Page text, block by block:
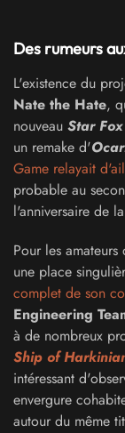
Des rumeurs
L'existence du
Nate the Hate,
nouveau Star Fox
un remake d'
Game relayait
probable au
l'anniversaire de
Pour les
une place
complet de son
Engineering
à de nombreux
Ship of
intéressant
envergure
autour du même